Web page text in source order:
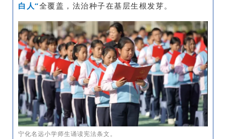
白人”全覆盖，法治种子在基层生根发芽。
宁化名远小学师生诵读宪法条文。